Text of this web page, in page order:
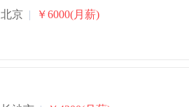
北京 | ￥6000(月薪)